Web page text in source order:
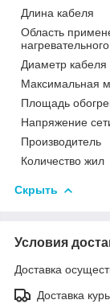
Длина кабеля
Область
Диаметр кабеля
Максимальная
Площадь
Напряжение
Производитель
Количество жил
Скрыть
Условия
Доставка
Доставка